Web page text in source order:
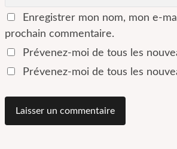
Enregistrer mon nom, mon e-
prochain commentaire.
Prévenez-moi de tous les
Prévenez-moi de tous les